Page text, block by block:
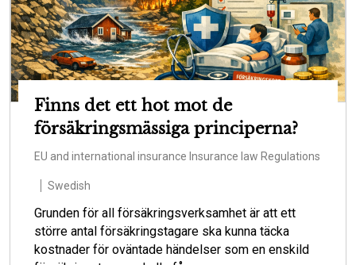
Finns det ett hot mot de
försäkringsmässiga principerna?
EU and international insurance Insurance law Regulations
Swedish
Grunden för all försäkringsverksamhet är att ett
större antal försäkringstagare ska kunna täcka
kostnader för oväntade händelser som en enskild